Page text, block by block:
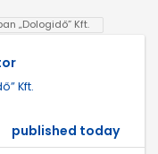
„Dologidő” Kft.
Kft.
published today